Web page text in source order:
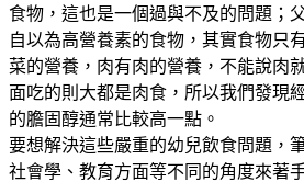
食物，這也是一個過與不及的問題；
自以為高營養素的食物，其實食物只
菜的營養，肉有肉的營養，不能說肉
面吃的則大都是肉食，所以我們發現
的膽固醇通常比較高一點。
要想解決這些嚴重的幼兒飲食問題，
社會學、教育方面等不同的角度來著